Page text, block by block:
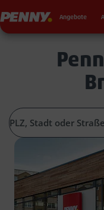
Penny Angebote